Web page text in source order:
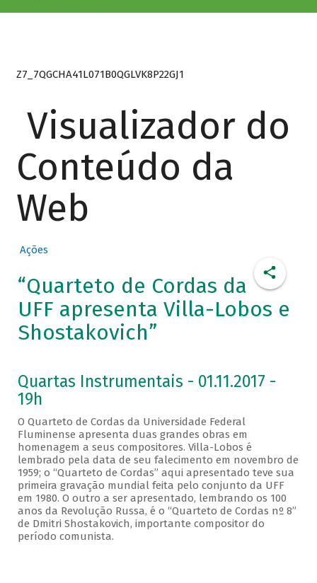
Z7_7QGCHA41L071B0QGLVK8P22GJ1
Visualizador do
Conteúdo da
Web
Ações
“Quarteto de Cordas da
UFF apresenta Villa-Lobos e
Shostakovich”
Quartas Instrumentais - 01.11.2017 -
19h
O Quarteto de Cordas da Universidade Federal
Fluminense apresenta duas grandes obras em
homenagem a seus compositores. Villa-Lobos é
lembrado pela data de seu falecimento em novembro de
1959; o “Quarteto de Cordas” aqui apresentado teve sua
primeira gravação mundial feita pelo conjunto da UFF
em 1980. O outro a ser apresentado, lembrando os 100
anos da Revolução Russa, é o “Quarteto de Cordas nº 8”
de Dmitri Shostakovich, importante compositor do
período comunista.